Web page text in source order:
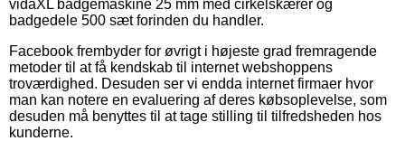
vidaXL badgemaskine 25 mm med cirkelskærer og
badgedele 500 sæt forinden du handler.
Facebook frembyder for øvrigt i højeste grad fremragende
metoder til at få kendskab til internet webshoppens
troværdighed. Desuden ser vi endda internet firmaer hvor
man kan notere en evaluering af deres købsoplevelse, som
desuden må benyttes til at tage stilling til tilfredsheden hos
kunderne.